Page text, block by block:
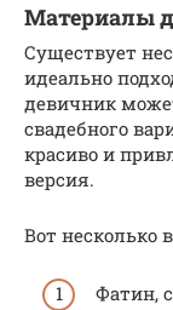
Материалы
Существует
идеально
девичник
свадебного
красиво и
версия.
Вот несколько
Фатин,